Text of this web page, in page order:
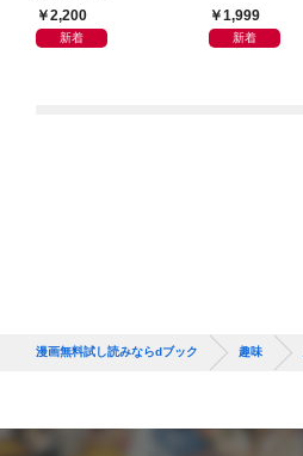
2,200
新着
1,999
新着
漫画無料試し読みならdブック 趣味